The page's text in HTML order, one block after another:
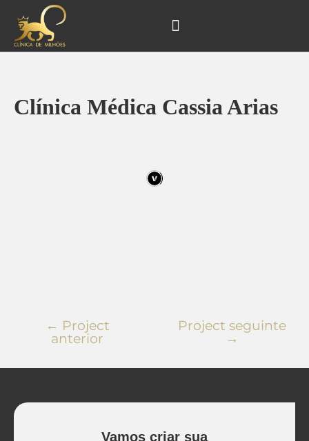
para
conteúdo
Clínica Médica Cassia Arias
Navegação
Post
← Project
anterior
Project seguinte
→
Vamos criar sua